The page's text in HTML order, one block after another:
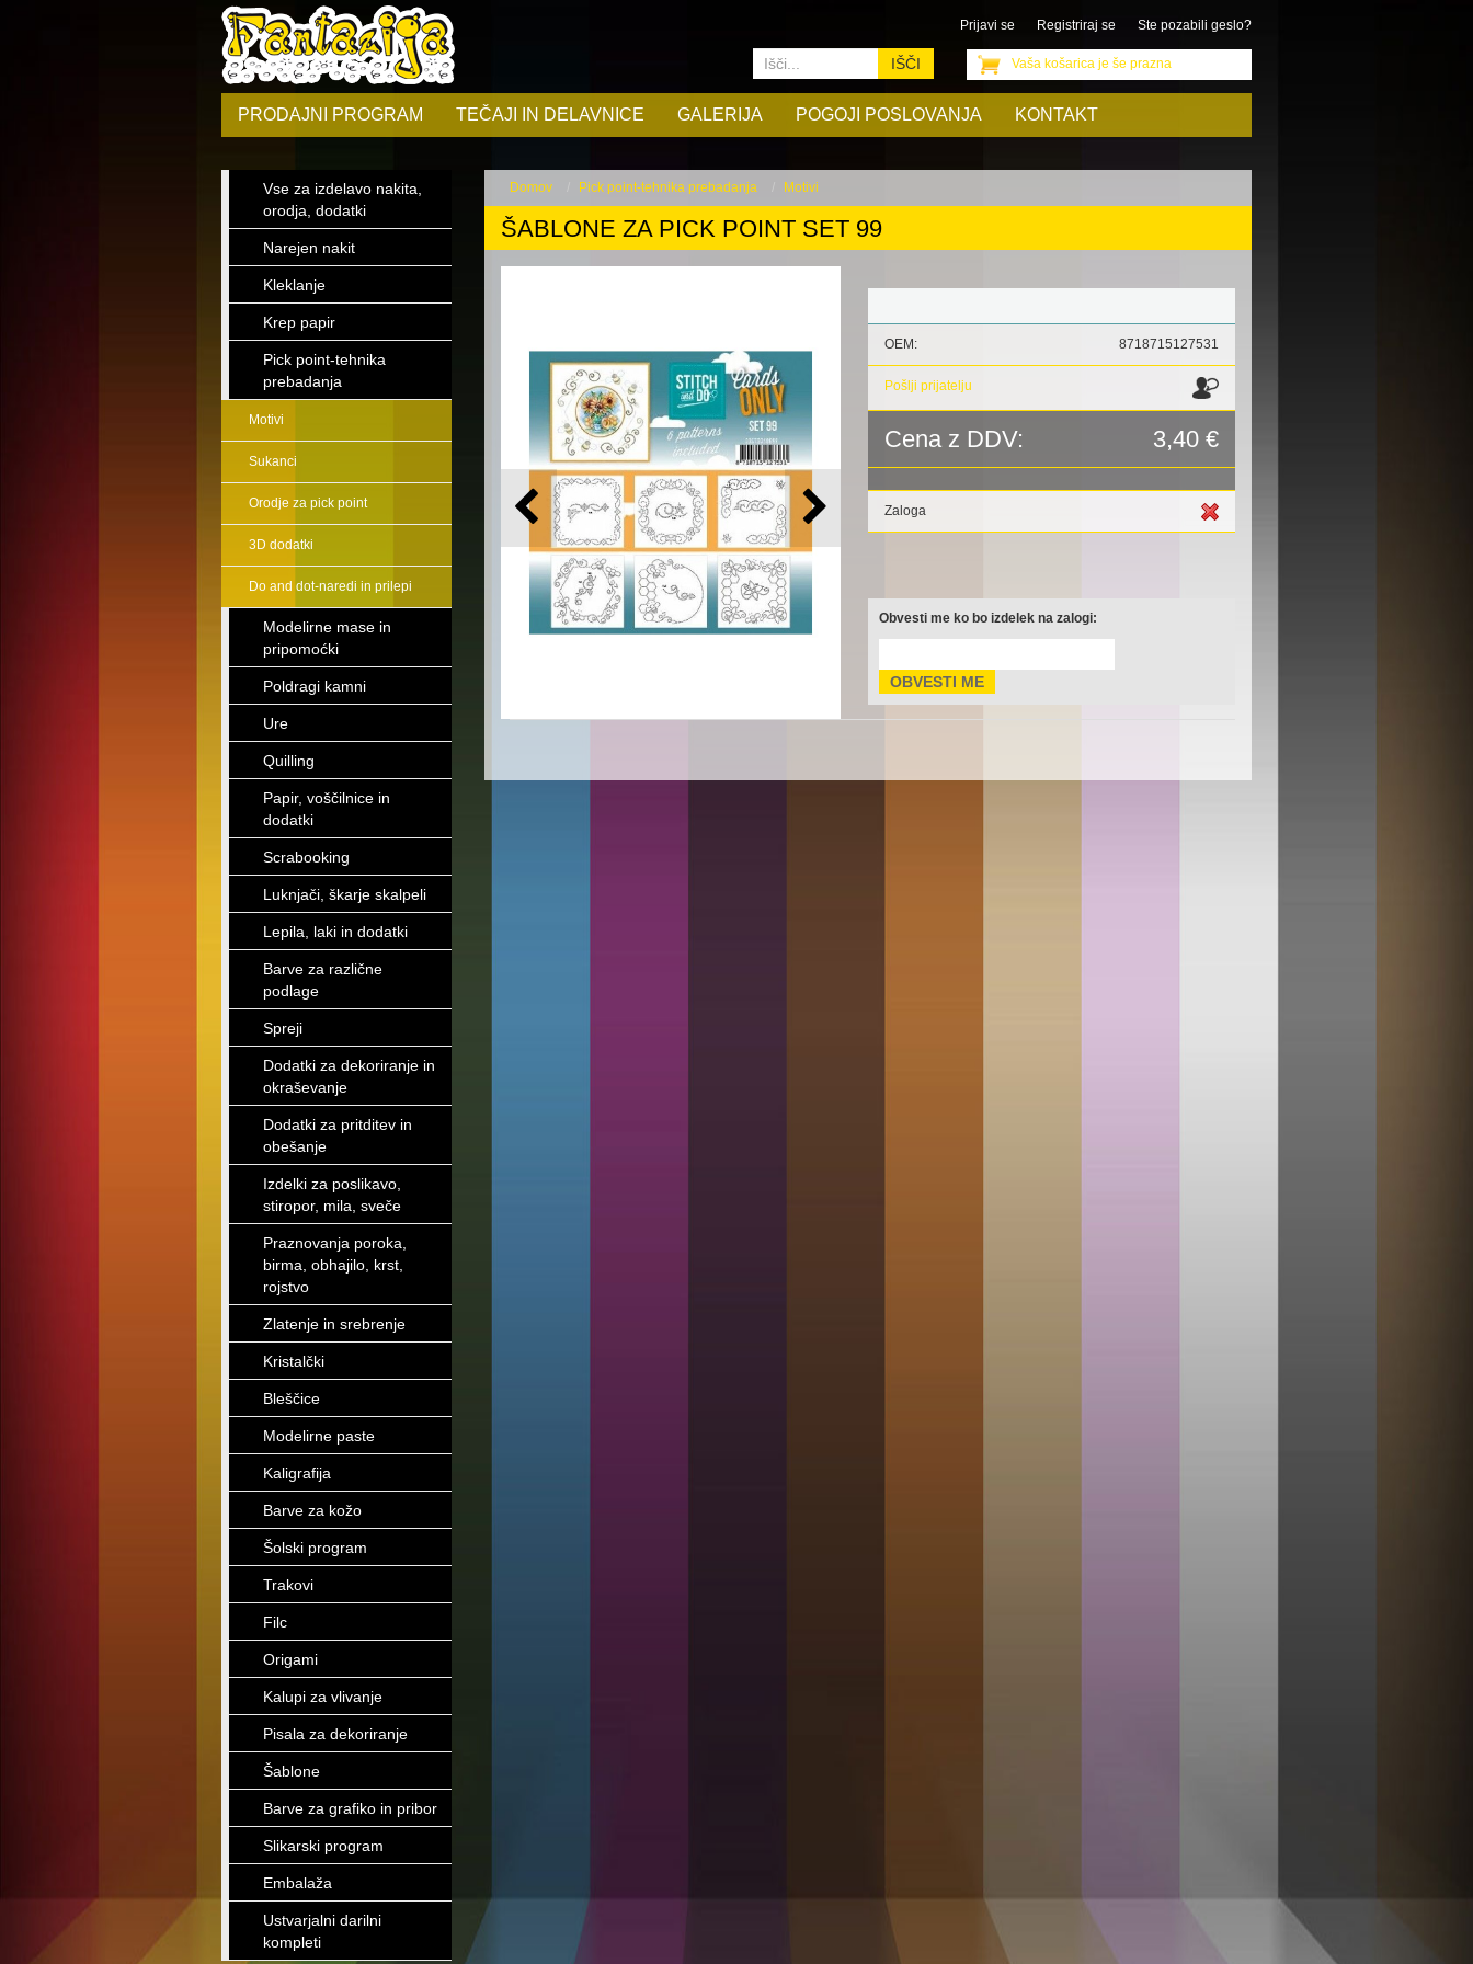
Prijavi se Registriraj se Ste pozabili geslo?
Vaša košarica je še prazna
PRODAJNI PROGRAM TEČAJI IN DELAVNICE GALERIJA POGOJI POSLOVANJA KONTAKT
IŠČI
Vse za izdelavo nakita,
orodja, dodatki
Narejen nakit
Kleklanje
Krep papir
Pick point-tehnika
prebadanja
Motivi
Sukanci
Orodje za pick point
3D dodatki
Do and dot-naredi in prilepi
Modelirne mase in
pripomoćki
Poldragi kamni
Ure
Quilling
Papir, voščilnice in
dodatki
Scrabooking
Luknjači, škarje skalpeli
Lepila, laki in dodatki
Barve za različne
podlage
Spreji
Dodatki za dekoriranje in
okraševanje
Dodatki za pritditev in
obešanje
Izdelki za poslikavo,
stiropor, mila, sveče
Praznovanja poroka,
birma, obhajilo, krst,
rojstvo
Zlatenje in srebrenje
Kristalčki
Bleščice
Modelirne paste
Kaligrafija
Barve za kožo
Šolski program
Trakovi
Filc
Origami
Kalupi za vlivanje
Pisala za dekoriranje
Šablone
Barve za grafiko in pribor
Slikarski program
Embalaža
Ustvarjalni darilni
kompleti
Domov Pick point-tehnika prebadanja Motivi
ŠABLONE ZA PICK POINT SET 99
OEM: 8718715127531
Pošlji prijatelju
Cena z DDV: 3,40 €
Zaloga
Obvesti me ko bo izdelek na zalogi: